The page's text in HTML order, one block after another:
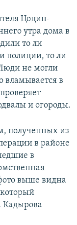
Цоцин-
утра дома в
то ли
полиции, то ли
не могли
вламывается в
и огороды.
полученных из
в районе
в
выше видна
Кадырова